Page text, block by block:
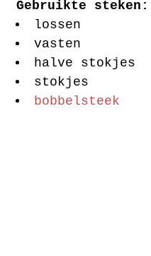
Gebruikte steken:
lossen
vasten
halve stokjes
stokjes
bobbelsteek